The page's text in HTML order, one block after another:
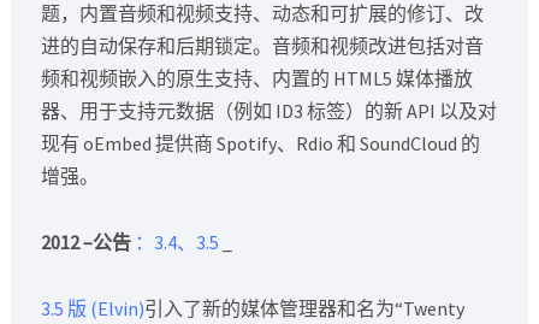
题，内置音频和视频支持、动态和可扩展的修订、改
进的自动保存和后期锁定。音频和视频改进包括对音
频和视频嵌入的原生支持、内置的 HTML5 媒体播放
器、用于支持元数据（例如 ID3 标签）的新 API 以及对
现有 oEmbed 提供商 Spotify、Rdio 和 SoundCloud 的
增强。
2012 –公告 ： 3.4、3.5
3.5 版 (Elvin)引入了新的媒体管理器和名为“Twenty